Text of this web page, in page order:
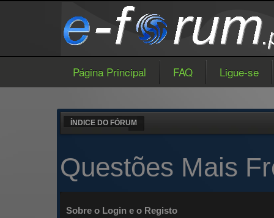
Página Principal FAQ Ligue-se
ÍNDICE DO FÓRUM
Questões Mais
Sobre o Login e o Registo